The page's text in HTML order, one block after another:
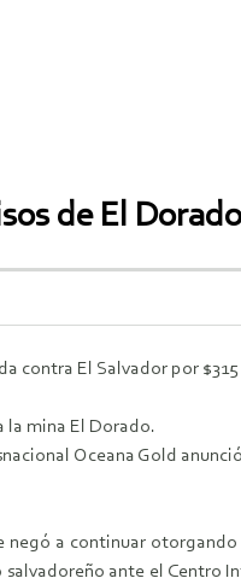
de El Dorado
contra El Salvador por
la mina El Dorado.
Oceana Gold
a continuar
ante el Centro